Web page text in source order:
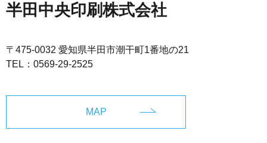
半田中央印刷株式会社
〒475-0032 愛知県半田市潮干町1番地の21
TEL： 0569-29-2525
MAP